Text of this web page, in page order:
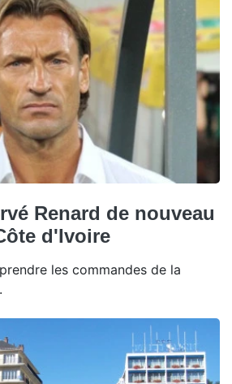
Renard de nouveau
d'Ivoire
les commandes de la